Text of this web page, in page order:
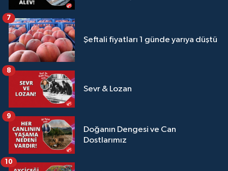
Şeftali fiyatları 1 günde yarıya düştü
7
Sevr & Lozan
8
Doğanın Dengesi ve Can
Dostlarımız
9
10